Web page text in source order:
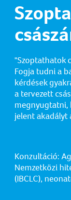
"Szoptathatok
Fogja tudni a
kérdések
a tervezett
megnyugtatni,
jelent akadályt
Konzultáció:
Nemzetközi
(IBCLC),